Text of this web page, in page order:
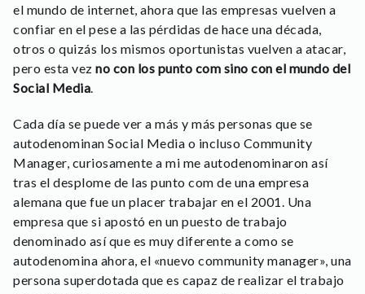
el mundo de internet, ahora que las empresas vuelven a
confiar en el pese a las pérdidas de hace una década,
otros o quizás los mismos oportunistas vuelven a atacar,
pero esta vez no con los punto com sino con el mundo del
Social Media.
Cada día se puede ver a más y más personas que se
autodenominan Social Media o incluso Community
Manager, curiosamente a mi me autodenominaron así
tras el desplome de las punto com de una empresa
alemana que fue un placer trabajar en el 2001. Una
empresa que si apostó en un puesto de trabajo
denominado así que es muy diferente a como se
autodenomina ahora, el «nuevo community manager», una
persona superdotada que es capaz de realizar el trabajo